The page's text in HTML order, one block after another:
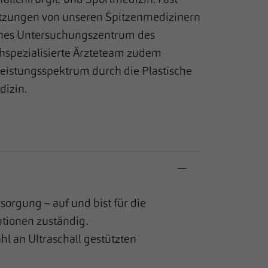
von unseren Spitzenmedizinern
Untersuchungszentrum des
Ärzteteam zudem
durch die Plastische
– auf und bist für die
zuständig.
an Ultraschall gestützten